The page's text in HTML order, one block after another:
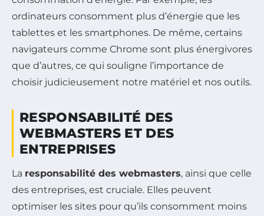
ordinateurs consomment plus d’énergie que les
tablettes et les smartphones. De même, certains
navigateurs comme Chrome sont plus énergivores
que d’autres, ce qui souligne l’importance de
choisir judicieusement notre matériel et nos outils.
RESPONSABILITÉ DES
WEBMASTERS ET DES
ENTREPRISES
La responsabilité des webmasters, ainsi que celle
des entreprises, est cruciale. Elles peuvent
optimiser les sites pour qu’ils consomment moins